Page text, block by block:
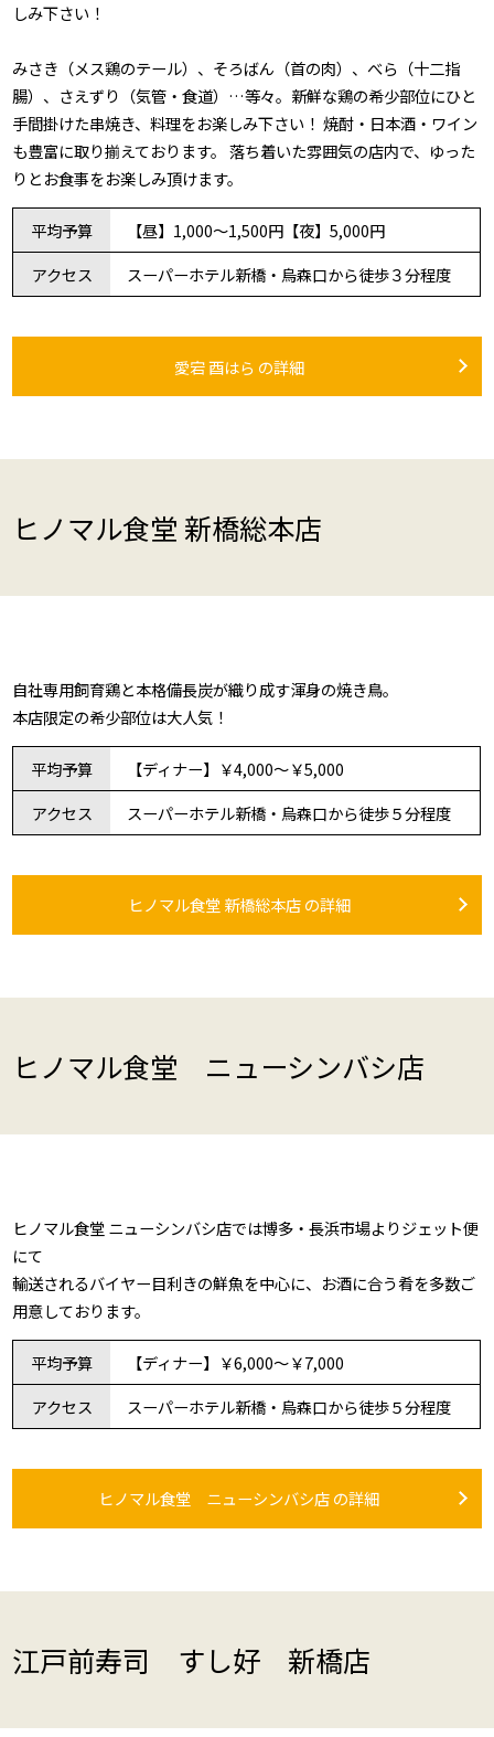
しみ下さい！
みさき（メス鶏のテール）、そろばん（首の肉）、べら（十二指
腸）、さえずり（気管・食道）…等々。新鮮な鶏の希少部位にひと
手間掛けた串焼き、料理をお楽しみ下さい！ 焼酎・日本酒・ワイン
も豊富に取り揃えております。 落ち着いた雰囲気の店内で、ゆった
りとお食事をお楽しみ頂けます。
平均予算
【昼】1,000～1,500円【夜】5,000円
アクセス
スーパーホテル新橋・烏森口から徒歩３分程度
愛宕 酉はら の詳細
ヒノマル食堂 新橋総本店
自社専用飼育鶏と本格備長炭が織り成す渾身の焼き鳥。
本店限定の希少部位は大人気！
平均予算
【ディナー】￥4,000～￥5,000
アクセス
スーパーホテル新橋・烏森口から徒歩５分程度
ヒノマル食堂 新橋総本店 の詳細
ヒノマル食堂 ニューシンバシ店
ヒノマル食堂 ニューシンバシ店では博多・長浜市場よりジェット便
にて
輸送されるバイヤー目利きの鮮魚を中心に、お酒に合う肴を多数ご
用意しております。
平均予算
【ディナー】￥6,000～￥7,000
アクセス
スーパーホテル新橋・烏森口から徒歩５分程度
ヒノマル食堂 ニューシンバシ店 の詳細
江戸前寿司 すし好 新橋店